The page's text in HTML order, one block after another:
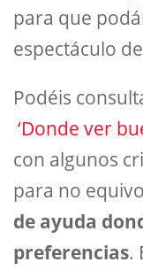
para que
espectáculo
Podéis
‘Donde ver
con algunos
para no
de ayuda
preferencias.